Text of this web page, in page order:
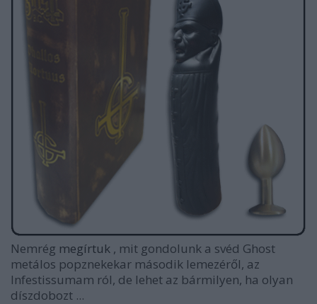
Nemrég megírtuk , mit gondolunk a svéd Ghost
metálos popznekekar második lemezéről, az
Infestissumam ról, de lehet az bármilyen, ha olyan
díszdobozt ...